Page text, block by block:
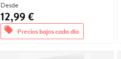
Desde
12,99 €
offers Precios bajos cada día